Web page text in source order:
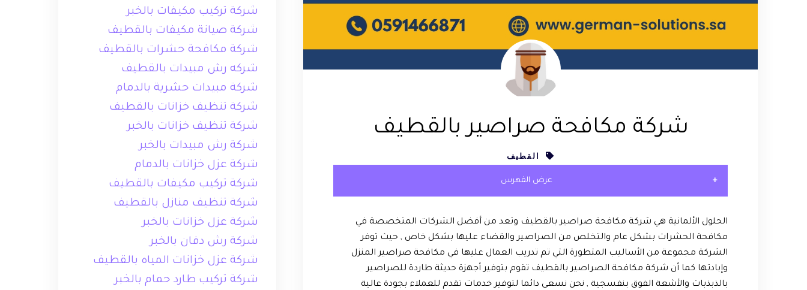
شركة مكافحة صراصير بالقطيف
القطيف
عرض الفهرس
الحلول الألمانية هي شركة مكافحة صراصير بالقطيف وتعد من أفضل الشركات المتخصصة في
مكافحة الحشرات بشكل عام والتخلص من الصراصير والقضاء عليها بشكل خاص , حيث توفر
الشركة مجموعة من الأساليب المتطورة التي تم تدريب العمال عليها في مكافحة صراصير المنزل
وإبادتها كما أن شركة مكافحة الصراصير بالقطيف تقوم بتوفير أجهزة حديثة طاردة للصراصير
بالذبذبات والأشعة الفوق بنفسجية , نحن نسعى دائما لتوفير خدمات تقدم للعملاء بجودة عالية
شركة تركيب مكيفات بالخبر
شركة صيانة مكيفات بالقطيف
شركة مكافحة حشرات بالقطيف
شركه رش مبيدات بالقطيف
شركة مبيدات حشرية بالدمام
شركة تنظيف خزانات بالقطيف
شركة تنظيف خزانات بالخبر
شركة رش مبيدات بالخبر
شركة عزل خزانات بالدمام
شركة تركيب مكيفات بالقطيف
شركة تنظيف منازل بالقطيف
شركة عزل خزانات بالخبر
شركة رش دفان بالخبر
شركة عزل خزانات المياه بالقطيف
شركة تركيب طارد حمام بالخبر